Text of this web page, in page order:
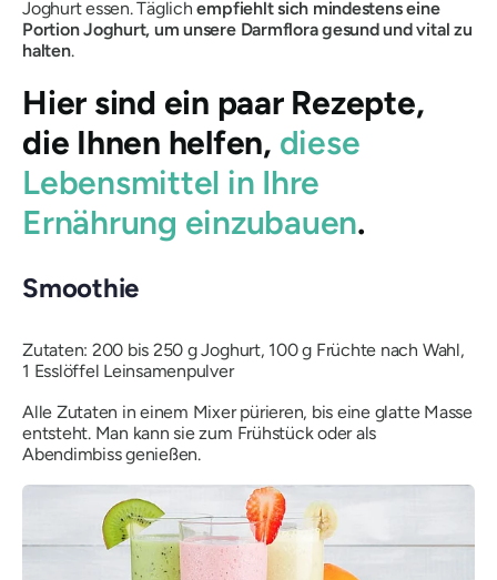
Joghurt essen. Täglichempfiehlt sich mindestens eine
Portion Joghurt, um unsere Darmflora gesund und vital zu
halten.
Hier sind ein paar Rezepte,
die Ihnen helfen, diese
Lebensmittel in Ihre
Ernährung einzubauen.
Smoothie
Zutaten: 200 bis 250 g Joghurt, 100 g Früchte nach Wahl,
1 Esslöffel Leinsamenpulver
Alle Zutaten in einem Mixer pürieren, bis eine glatte Masse
entsteht. Man kann sie zum Frühstück oder als
Abendimbiss genießen.